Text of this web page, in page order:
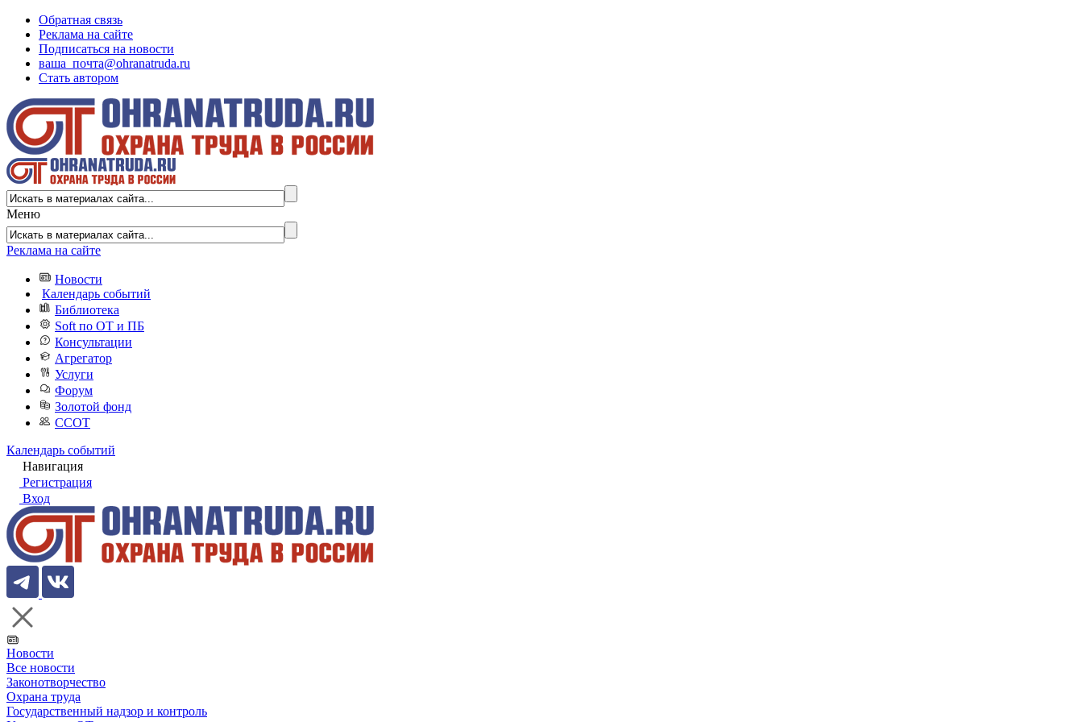
Обратная связь
Реклама на сайте
Подписаться на новости
ваша_почта@ohranatruda.ru
Стать автором
Меню
Реклама на сайте
Новости
Календарь событий
Библиотека
Soft по ОТ и ПБ
Консультации
Агрегатор
Услуги
Форум
Золотой фонд
ССОТ
Календарь событий
Навигация
Регистрация
Вход
Новости
Все новости
Законотворчество
Охрана труда
Государственный надзор и контроль